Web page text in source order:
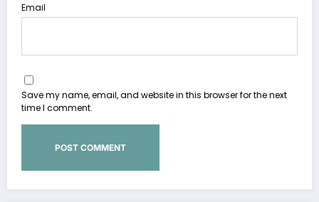
Email
Save my name, email, and website in this browser for the next
time I comment.